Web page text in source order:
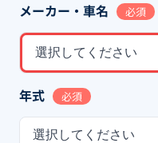
メーカー・車名 必須
選択してください
年式 必須
選択してください